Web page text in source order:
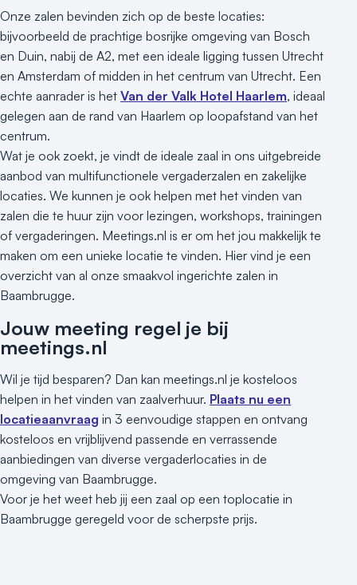
Onze zalen bevinden zich op de beste locaties:
bijvoorbeeld de prachtige bosrijke omgeving van Bosch
en Duin, nabij de A2, met een ideale ligging tussen Utrecht
en Amsterdam of midden in het centrum van Utrecht. Een
echte aanrader is het Van der Valk Hotel Haarlem, ideaal
gelegen aan de rand van Haarlem op loopafstand van het
centrum.
Wat je ook zoekt, je vindt de ideale zaal in ons uitgebreide
aanbod van multifunctionele vergaderzalen en zakelijke
locaties. We kunnen je ook helpen met het vinden van
zalen die te huur zijn voor lezingen, workshops, trainingen
of vergaderingen. Meetings.nl is er om het jou makkelijk te
maken om een unieke locatie te vinden. Hier vind je een
overzicht van al onze smaakvol ingerichte zalen in
Baambrugge.
Jouw meeting regel je bij
meetings.nl
Wil je tijd besparen? Dan kan meetings.nl je kosteloos
helpen in het vinden van zaalverhuur. Plaats nu een
locatieaanvraag in 3 eenvoudige stappen en ontvang
kosteloos en vrijblijvend passende en verrassende
aanbiedingen van diverse vergaderlocaties in de
omgeving van Baambrugge.
Voor je het weet heb jij een zaal op een toplocatie in
Baambrugge geregeld voor de scherpste prijs.